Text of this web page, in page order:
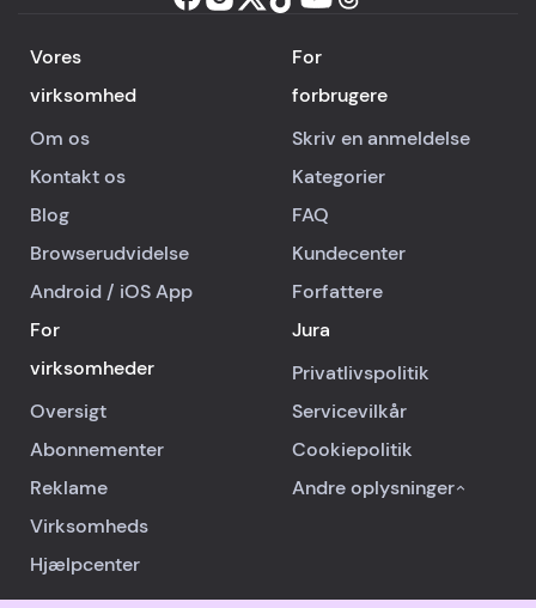
Vores
virksomhed
Om os
Kontakt os
Blog
Browserudvidelse
Android / iOSApp
For
forbrugere
Skriv en anmeldelse
Kategorier
FAQ
Kundecenter
Forfattere
For
virksomheder
Oversigt
Abonnementer
Reklame
Virksomheds
Hjælpcenter
Jura
Privatlivspolitik
Servicevilkår
Cookiepolitik
Andre oplysninger